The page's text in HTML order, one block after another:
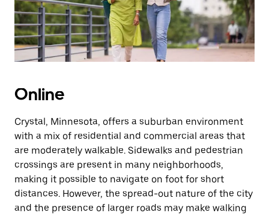
fechar
o
calendário.
Online
Crystal, Minnesota, offers a suburban environment
with a mix of residential and commercial areas that
are moderately walkable. Sidewalks and pedestrian
crossings are present in many neighborhoods,
making it possible to navigate on foot for short
distances. However, the spread-out nature of the city
and the presence of larger roads may make walking